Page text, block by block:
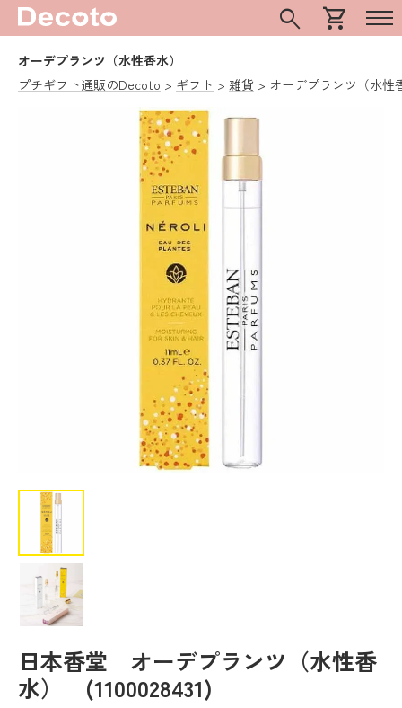
search shopping_cart
オーデプランツ（水性香水）
プチギフト通販のDecoto
ギフト 雑貨 オーデプランツ（水性
日本香堂 オーデプランツ（水性香
水） (1100028431)